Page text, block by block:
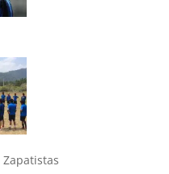
Zapatistas